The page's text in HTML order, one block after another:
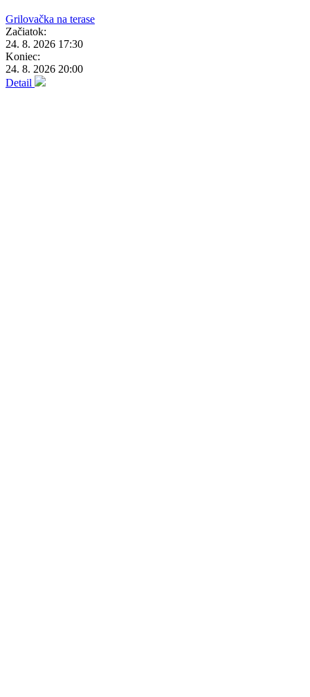
Grilovačka na terase
Začiatok:
24. 8. 2026 17:30
Koniec:
24. 8. 2026 20:00
Detail